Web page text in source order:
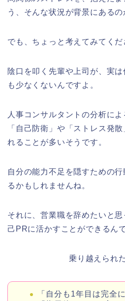
う、そんな状況が背景にあるの
でも、ちょっと考えてみてくだ
陰口を叩く先輩や上司が、実
も少なくないんですよ。
人事コンサルタントの分析に
「自己防衛」や「ストレス発
れることが多いそうです。
自分の能力不足を隠すための行
るかもしれませんね。
それに、営業職を辞めたいと
己PRに活かすことができるんで
乗り越えられ
「自分も1年目は完全